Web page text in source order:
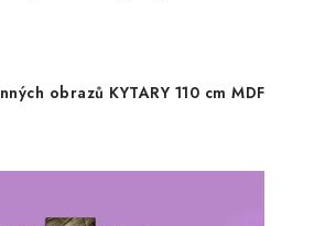
obrazů KYTARY 110 cm MDF